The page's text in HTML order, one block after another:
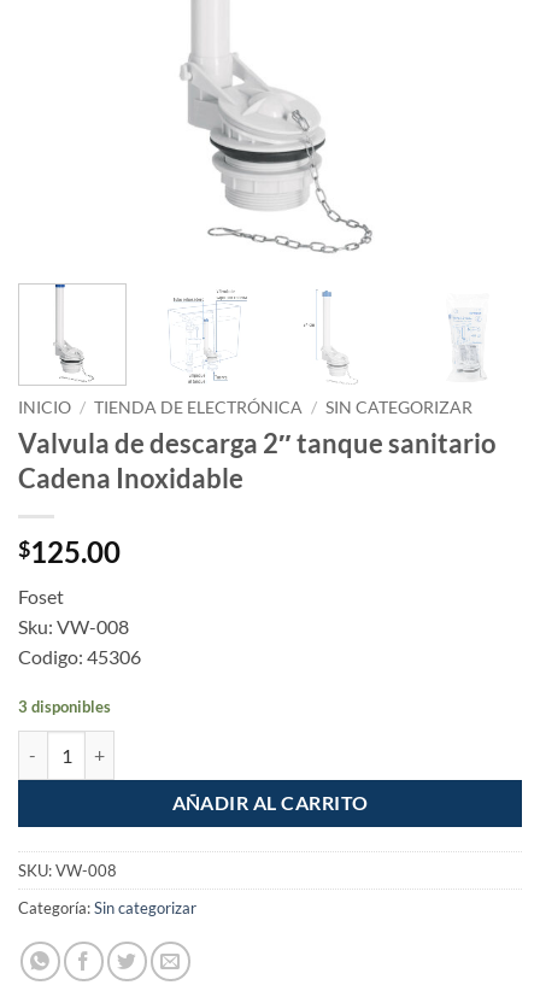
INICIO / TIENDA DE ELECTRÓNICA / SIN CATEGORIZAR
Valvula de descarga 2″ tanque sanitario
Cadena Inoxidable
$125.00
Foset
Sku: VW-008
Codigo: 45306
3 disponibles
AÑADIR AL CARRITO
SKU:VW-008
Categoría:Sin categorizar